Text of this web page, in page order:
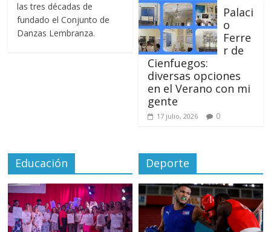
las tres décadas de
fundado el Conjunto de
Danzas Lembranza.
Palaci
o
Ferre
r de
Cienfuegos:
diversas opciones
en el Verano con mi
gente
17 julio, 2026 0
Educación Deporte